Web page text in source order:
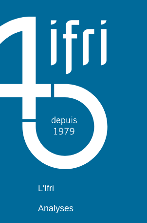
Navigation
L'Ifri
Analyses